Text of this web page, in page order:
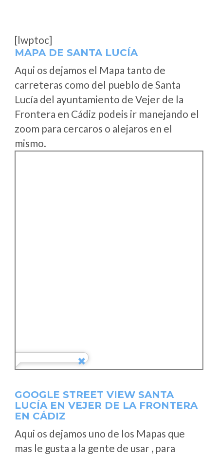
[lwptoc]
MAPA DE SANTA LUCÍA
Aqui os dejamos el Mapa tanto de
carreteras como del pueblo de Santa
Lucía del ayuntamiento de Vejer de la
Frontera en Cádiz podeis ir manejando el
zoom para cercaros o alejaros en el
mismo.
GOOGLE STREET VIEW SANTA
LUCÍA EN VEJER DE LA FRONTERA
EN CÁDIZ
Aqui os dejamos uno de los Mapas que
mas le gusta a la gente de usar , para